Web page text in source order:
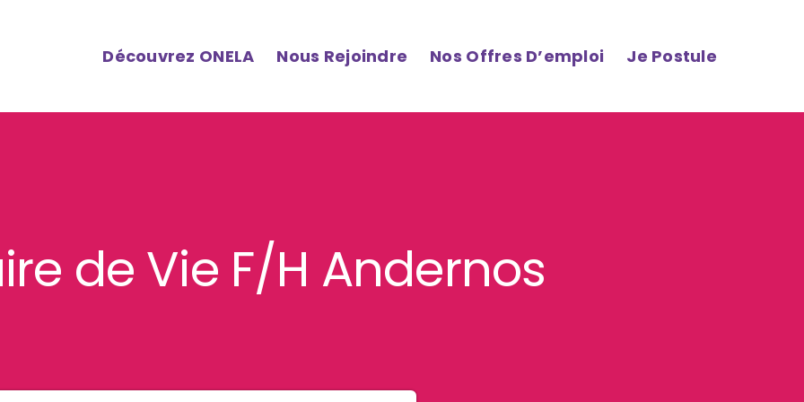
Découvrez ONELA Nous Rejoindre Nos Offres D’emploi Je Postule
de Vie F/H Andernos